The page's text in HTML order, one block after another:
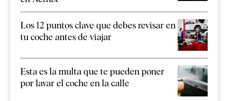
Los 12 puntos clave que debes revisar en
tu coche antes de viajar
Esta es la multa que te pueden poner
por lavar el coche en la calle